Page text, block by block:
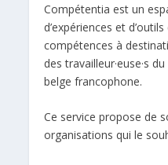
Compétentia est un
d’expériences et
compétences à
des travailleur·euse·s
belge francophone.
Ce service propose de
organisations qui le